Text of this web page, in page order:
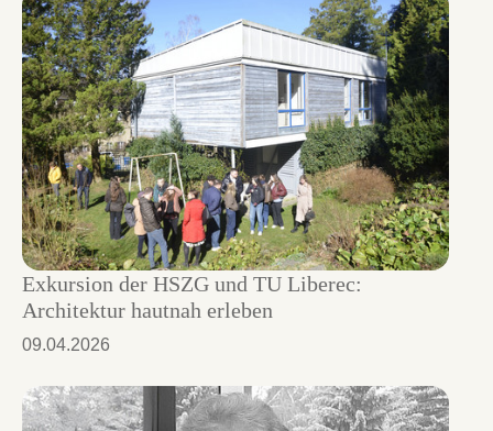
Exkursion der HSZG und TU Liberec:
Architektur hautnah erleben
09.04.2026